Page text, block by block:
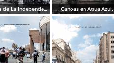
Calzada de La Independencia y Mto. a Juarez Guadalajara, Jalisco. ( Circulada el 5 de Septiembre de 1929 ). Canoas en Agua Azul.